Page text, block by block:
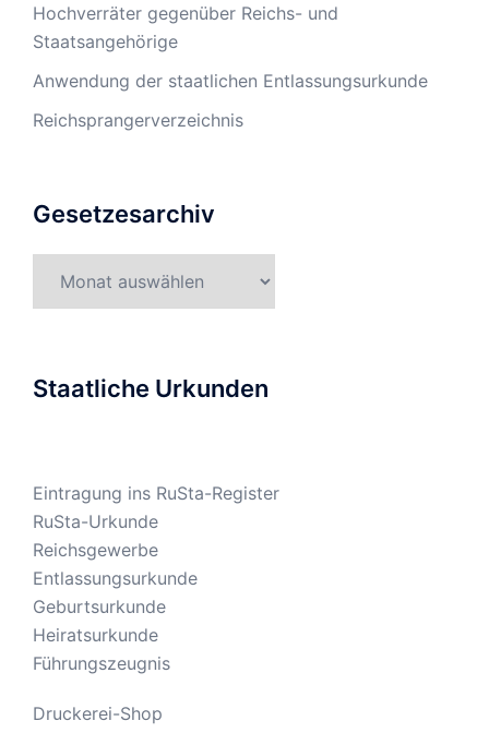
Hochverräter gegenüber Reichs- und
Staatsangehörige
Anwendung der staatlichen Entlassungsurkunde
Reichsprangerverzeichnis
Gesetzesarchiv
Staatliche Urkunden
Eintragung ins RuSta-Register
RuSta-Urkunde
Reichsgewerbe
Entlassungsurkunde
Geburtsurkunde
Heiratsurkunde
Führungszeugnis
Druckerei-Shop